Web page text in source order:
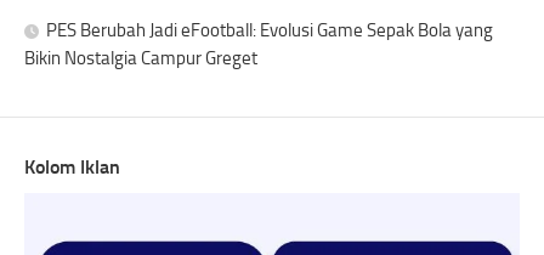
PES Berubah Jadi eFootball: Evolusi Game Sepak Bola yang
Bikin Nostalgia Campur Greget
Kolom Iklan